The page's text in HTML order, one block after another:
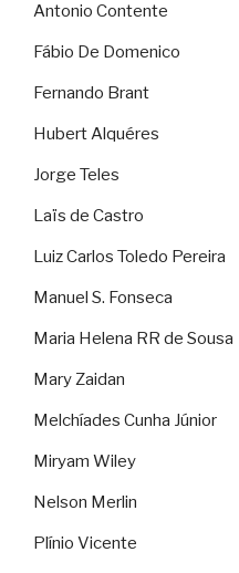
Antonio Contente
Fábio De Domenico
Fernando Brant
Hubert Alquéres
Jorge Teles
Laïs de Castro
Luiz Carlos Toledo Pereira
Manuel S. Fonseca
Maria Helena RR de Sousa
Mary Zaidan
Melchíades Cunha Júnior
Miryam Wiley
Nelson Merlin
Plínio Vicente